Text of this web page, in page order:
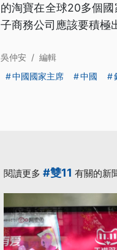
的淘寶在全球20多個
子商務公司應該要積極
吳仲安 / 編輯
中國國家主席
中國
閱讀更多 #雙11 有關的新